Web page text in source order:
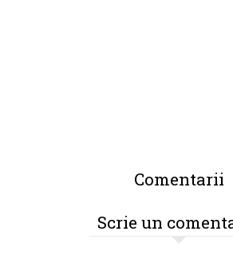
Comentarii
Scrie un